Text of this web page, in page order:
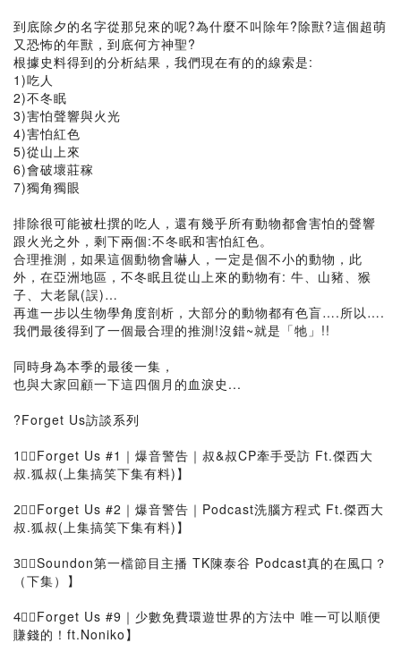
到底除夕的名字從那兒來的呢?為什麼不叫除年?除獸?這個超萌
又恐怖的年獸，到底何方神聖?
根據史料得到的分析結果，我們現在有的的線索是:
1)吃人
2)不冬眠
3)害怕聲響與火光
4)害怕紅色
5)從山上來
6)會破壞莊稼
7)獨角獨眼
排除很可能被杜撰的吃人，還有幾乎所有動物都會害怕的聲響
跟火光之外，剩下兩個:不冬眠和害怕紅色。
合理推測，如果這個動物會嚇人，一定是個不小的動物，此
外，在亞洲地區，不冬眠且從山上來的動物有: 牛、山豬、猴
子、大老鼠(誤)…
再進一步以生物學角度剖析，大部分的動物都有色盲….所以….
我們最後得到了一個最合理的推測!沒錯~就是「牠」!!
同時身為本季的最後一集，
也與大家回顧一下這四個月的血淚史...
?Forget Us訪談系列
1⃣【Forget Us #1｜爆音警告｜叔&叔CP牽手受訪 Ft.傑西大
叔.狐叔(上集搞笑下集有料)】
2⃣【Forget Us #2｜爆音警告｜Podcast洗腦方程式 Ft.傑西大
叔.狐叔(上集搞笑下集有料)】
3⃣【Soundon第一檔節目主播 TK陳泰谷 Podcast真的在風口？
（下集）】
4⃣【Forget Us #9｜少數免費環遊世界的方法中 唯一可以順便
賺錢的！ft.Noniko】